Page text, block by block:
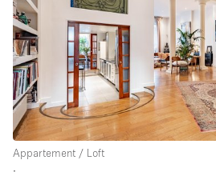
Appartement / Loft
∙